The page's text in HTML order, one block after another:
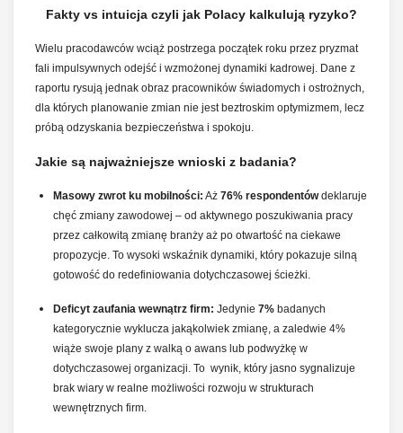
Fakty vs intuicja czyli jak Polacy kalkulują ryzyko?
Wielu pracodawców wciąż postrzega początek roku przez pryzmat
fali impulsywnych odejść i wzmożonej dynamiki kadrowej. Dane z
raportu rysują jednak obraz pracowników świadomych i ostrożnych,
dla których planowanie zmian nie jest beztroskim optymizmem, lecz
próbą odzyskania bezpieczeństwa i spokoju.
Jakie są najważniejsze wnioski z badania?
Masowy zwrot ku mobilności: Aż 76% respondentówdeklaruje
chęć zmiany zawodowej – od aktywnego poszukiwania pracy
przez całkowitą zmianę branży aż po otwartość na ciekawe
propozycje. To wysoki wskaźnik dynamiki, który pokazuje silną
gotowość do redefiniowania dotychczasowej ścieżki.
Deficyt zaufania wewnątrz firm: Jedynie 7% badanych
kategorycznie wyklucza jakąkolwiek zmianę, a zaledwie 4%
wiąże swoje plany z walką o awans lub podwyżkę w
dotychczasowej organizacji. To wynik, który jasno sygnalizuje
brak wiary w realne możliwości rozwoju w strukturach
wewnętrznych firm.